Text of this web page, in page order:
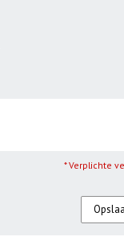
* Verplichte